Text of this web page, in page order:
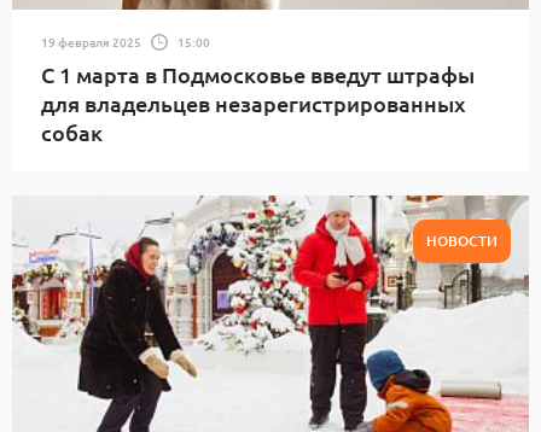
19 февраля 2025 15:00
С 1 марта в Подмосковье введут штрафы
для владельцев незарегистрированных
собак
НОВОСТИ